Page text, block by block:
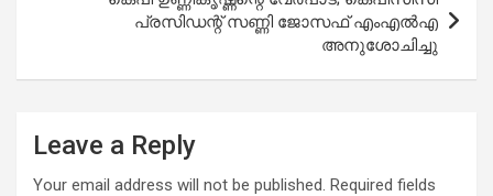
പ്രസിഡന്റ് സണ്ണി ജോസഫ് എംഎല്‍എ
അനുശോചിച്ചു
Leave a Reply
Your email address will not be published. Required fields